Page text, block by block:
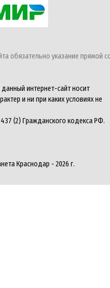
обязательно указание прямой
интернет-сайт носит
и ни при каких условиях не
(2) Гражданского кодекса РФ.
Краснодар - 2026 г.